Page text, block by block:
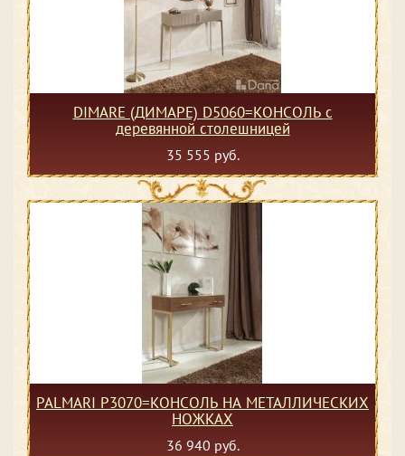
DIMARE (ДИМАРЕ) D5060=КОНСОЛЬ с
деревянной столешницей
35 555 руб.
PALMARI P3070=КОНСОЛЬ НА МЕТАЛЛИЧЕСКИХ
НОЖКАХ
36 940 руб.